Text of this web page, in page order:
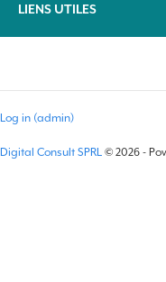
LIENS UTILES
Log in (admin)
Digital Consult SPRL © 2026 -